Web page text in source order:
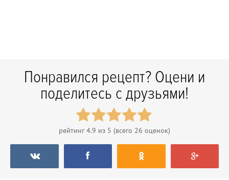
Понравился рецепт? Оцени и
поделитесь с друзьями!
рейтинг4.9 из 5 (всего 26 оценок)